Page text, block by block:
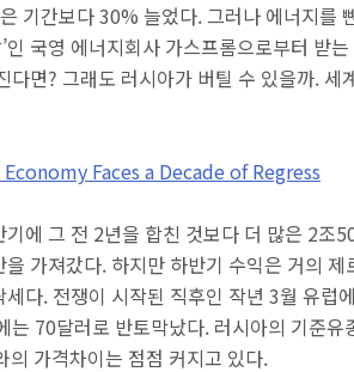
기간보다 30% 늘었다. 그러나 에너지를
국영 에너지회사 가스프롬으로부터 받는
면? 그래도 러시아가 버틸 수 있을까. 세
Faces a Decade of Regress
에 그 전 2년을 합친 것보다 더 많은 2조
가져갔다. 하지만 하반기 수익은 거의 제
다. 전쟁이 시작된 직후인 작년 3월 유럽
70달러로 반토막났다. 러시아의 기준유
가격차이는 점점 커지고 있다.